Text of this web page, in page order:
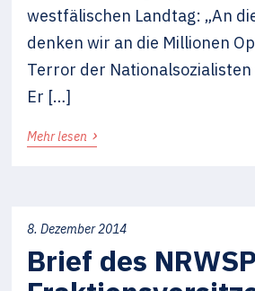
westfälischen Landtag: „An
denken wir an die Millionen
Terror der
Er […]
Mehr lesen ›
8. Dezember 2014
Brief des